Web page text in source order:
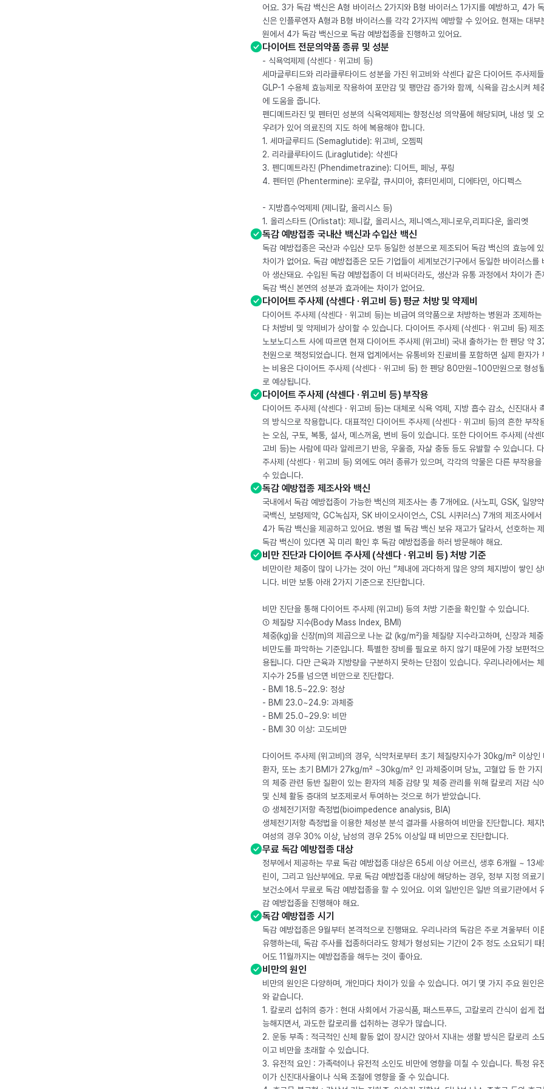
어요. 3가 독감 백신은 A형 바이러스 2가지와 B형 바이러스 1가지를 예방하고, 4가
신은 인플루엔자 A형과 B형 바이러스를 각각 2가지씩 예방할 수 있어요. 현재는 대부
원에서 4가 독감 백신으로 독감 예방접종을 진행하고 있어요.
다이어트 전문의약품 종류 및 성분
- 식욕억제제 (삭센다 · 위고비 등)
세마글루티드와 리라클루타이드 성분을 가진 위고비와 삭센다 같은 다이어트 주사제
GLP-1 수용체 효능제로 작용하여 포만감 및 팽만감 증가와 함께, 식욕을 감소시켜 체
에 도움을 줍니다.
펜디메트라진 및 펜터민 성분의 식욕억제제는 향정신성 의약품에 해당되며, 내성 및
우려가 있어 의료진의 지도 하에 복용해야 합니다.
1. 세마글루티드 (Semaglutide): 위고비, 오젬픽
2. 리라클루타이드 (Liraglutide): 삭센다
3. 펜디메트라진 (Phendimetrazine): 디어트, 페닝, 푸링
4. 펜터민 (Phentermine): 로우칼, 큐시미아, 휴터민세미, 디에타민, 아디펙스
- 지방흡수억제제 (제니칼, 올리시스 등)
1. 올리스타트 (Orlistat): 제니칼, 올리시스, 제니엑스,제니로우,리피다운, 올리엣
독감 예방접종 국내산 백신과 수입산 백신
독감 예방접종은 국산과 수입산 모두 동일한 성분으로 제조되어 독감 백신의 효능에
차이가 없어요. 독감 예방접종은 모든 기업들이 세계보건기구에서 동일한 바이러스를
아 생산돼요. 수입된 독감 예방접종이 더 비싸더라도, 생산과 유통 과정에서 차이가 존
독감 백신 본연의 성분과 효과에는 차이가 없어요.
다이어트 주사제 (삭센다 · 위고비 등) 평균 처방 및 약제비
다이어트 주사제 (삭센다 · 위고비 등)는 비급여 의약품으로 처방하는 병원과 조제하는
다 처방비 및 약제비가 상이할 수 있습니다. 다이어트 주사제 (삭센다 · 위고비 등) 제
노보노디스트 사에 따르면 현재 다이어트 주사제 (위고비) 국내 출하가는 한 펜당 약
천원으로 책정되었습니다. 현재 업계에서는 유통비와 진료비를 포함하면 실제 환자가
는 비용은 다이어트 주사제 (삭센다 · 위고비 등) 한 펜당 80만원~100만원으로 형성
로 예상됩니다.
다이어트 주사제 (삭센다 · 위고비 등) 부작용
다이어트 주사제 (삭센다 · 위고비 등)는 대체로 식욕 억제, 지방 흡수 감소, 신진대사
의 방식으로 작용합니다. 대표적인 다이어트 주사제 (삭센다 · 위고비 등)의 흔한 부작
는 오심, 구토, 복통, 설사, 메스꺼움, 변비 등이 있습니다. 또한 다이어트 주사제 (삭센
고비 등)는 사람에 따라 알레르기 반응, 우울증, 자살 충동 등도 유발할 수 있습니다.
주사제 (삭센다 · 위고비 등) 외에도 여러 종류가 있으며, 각각의 약물은 다른 부작용을
수 있습니다.
독감 예방접종 제조사와 백신
국내에서 독감 예방접종이 가능한 백신의 제조사는 총 7개에요. (사노피, GSK, 일양
국백신, 보령제약, GC녹십자, SK 바이오사이언스, CSL 시퀴러스) 7개의 제조사에서
4가 독감 백신을 제공하고 있어요. 병원 별 독감 백신 보유 재고가 달라서, 선호하는
독감 백신이 있다면 꼭 미리 확인 후 독감 예방접종을 하러 방문해야 해요.
비만 진단과 다이어트 주사제 (삭센다 · 위고비 등) 처방 기준
비만이란 체중이 많이 나가는 것이 아닌 “체내에 과다하게 많은 양의 체지방이 쌓인
니다. 비만 보통 아래 2가지 기준으로 진단합니다.
비만 진단을 통해 다이어트 주사제 (위고비) 등의 처방 기준을 확인할 수 있습니다.
① 체질량 지수(Body Mass Index, BMI)
체중(kg)을 신장(m)의 제곱으로 나눈 값 (kg/m²)을 체질량 지수라고하며, 신장과 체
비만도를 파악하는 기준입니다. 특별한 장비를 필요로 하지 않기 때문에 가장 보편적
용됩니다. 다만 근육과 지방량을 구분하지 못하는 단점이 있습니다. 우리나라에서는
지수가 25를 넘으면 비만으로 진단합다.
- BMI 18.5~22.9: 정상
- BMI 23.0~24.9: 과체중
- BMI 25.0~29.9: 비만
- BMI 30 이상: 고도비만
다이어트 주사제 (위고비)의 경우, 식약처로부터 초기 체질량지수가 30kg/m² 이상인
환자, 또는 초기 BMI가 27kg/m² ~30kg/m² 인 과체중이며 당뇨, 고혈압 등 한 가지
의 체중 관련 동반 질환이 있는 환자의 체중 감량 및 체중 관리를 위해 칼로리 저감 식
및 신체 활동 증대의 보조제로서 투여하는 것으로 허가 받았습니다.
② 생체전기저항 측정법(bioimpedence analysis, BIA)
생체전기저항 측정법을 이용한 체성분 분석 결과를 사용하여 비만을 진단합니다. 체지
여성의 경우 30% 이상, 남성의 경우 25% 이상일 때 비만으로 진단합니다.
무료 독감 예방접종 대상
정부에서 제공하는 무료 독감 예방접종 대상은 65세 이상 어르신, 생후 6개월 ~ 13
린이, 그리고 임산부에요. 무료 독감 예방접종 대상에 해당하는 경우, 정부 지정 의료
보건소에서 무료로 독감 예방접종을 할 수 있어요. 이외 일반인은 일반 의료기관에서
감 예방접종을 진행해야 해요.
독감 예방접종 시기
독감 예방접종은 9월부터 본격적으로 진행돼요. 우리나라의 독감은 주로 겨울부터 이
유행하는데, 독감 주사를 접종하더라도 항체가 형성되는 기간이 2주 정도 소요되기 때
어도 11월까지는 예방접종을 해두는 것이 좋아요.
비만의 원인
비만의 원인은 다양하며, 개인마다 차이가 있을 수 있습니다. 여기 몇 가지 주요 원인
와 같습니다.
1. 칼로리 섭취의 증가 : 현대 사회에서 가공식품, 패스트푸드, 고칼로리 간식이 쉽게
능해지면서, 과도한 칼로리를 섭취하는 경우가 많습니다.
2. 운동 부족 : 적극적인 신체 활동 없이 장시간 앉아서 지내는 생활 방식은 칼로리 소
이고 비만을 초래할 수 있습니다.
3. 유전적 요인 : 가족력이나 유전적 소인도 비만에 영향을 미칠 수 있습니다. 특정 유
이가 신진대사율이나 식욕 조절에 영향을 줄 수 있습니다.